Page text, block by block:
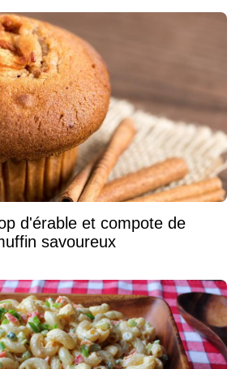
d'érable et compote de
savoureux